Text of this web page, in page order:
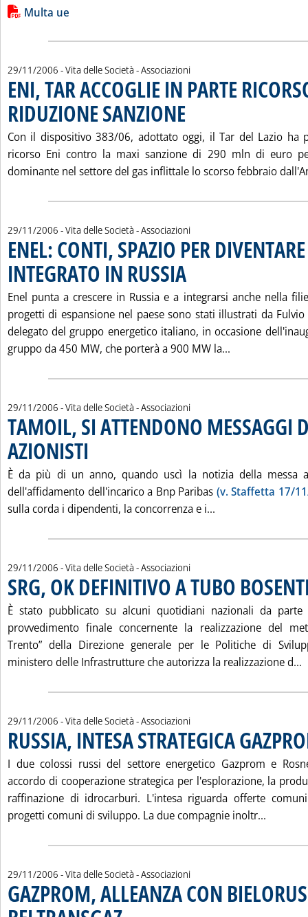
Lista allegati PDF alla notizia
Multa ue
29/11/2006 - Vita delle Società - Associazioni
ENI, TAR ACCOGLIE IN PARTE
RIDUZIONE SANZIONE
Con il dispositivo 383/06, adottato oggi, il Tar del Lazio ha
ricorso Eni contro la maxi sanzione di 290 mln di euro
dominante nel settore del gas inflittale lo scorso febbraio
29/11/2006 - Vita delle Società - Associazioni
ENEL: CONTI, SPAZIO PER
INTEGRATO IN RUSSIA
Enel punta a crescere in Russia e a integrarsi anche nella
progetti di espansione nel paese sono stati illustrati da
delegato del gruppo energetico italiano, in occasione
gruppo da 450 MW, che porterà a 900 MW la...
29/11/2006 - Vita delle Società - Associazioni
TAMOIL, SI ATTENDONO MESSAGGI
AZIONISTI
È da più di un anno, quando uscì la notizia della messa
dell'affidamento dell'incarico a Bnp Paribas (v. Staffetta 17/
sulla corda i dipendenti, la concorrenza e i...
29/11/2006 - Vita delle Società - Associazioni
SRG, OK DEFINITIVO A TUBO
È stato pubblicato su alcuni quotidiani nazionali da
provvedimento finale concernente la realizzazione del
Trento” della Direzione generale per le Politiche di
ministero delle Infrastrutture che autorizza la realizzazione d...
29/11/2006 - Vita delle Società - Associazioni
RUSSIA, INTESA STRATEGICA
I due colossi russi del settore energetico Gazprom e
accordo di cooperazione strategica per l'esplorazione, la
raffinazione di idrocarburi. L'intesa riguarda offerte
progetti comuni di sviluppo. La due compagnie inoltr...
29/11/2006 - Vita delle Società - Associazioni
GAZPROM, ALLEANZA CON
. Pubblicata mercoledì 29 novembre 2006 alle 15.8.